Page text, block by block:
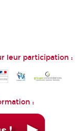
leur participation :
: